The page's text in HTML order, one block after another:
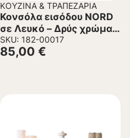
ΚΟΥΖΊΝΑ & ΤΡΑΠΕΖΑΡΊΑ
Κονσόλα εισόδου NORD
σε Λευκό – Δρύς χρώμα
90x32x82εκ.
SKU: 182-00017
85,00 €